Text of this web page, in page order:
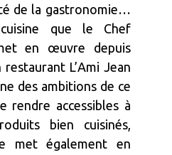
de la gastronomie…
que le Chef
en œuvre depuis
L’Ami Jean
des ambitions de ce
rendre accessibles à
bien cuisinés,
met également en